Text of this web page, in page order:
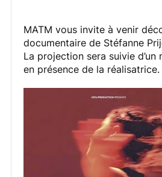
MATM vous invite à venir
documentaire de Stéfanne
La projection sera suivie d’un
en présence de la réalisatrice.